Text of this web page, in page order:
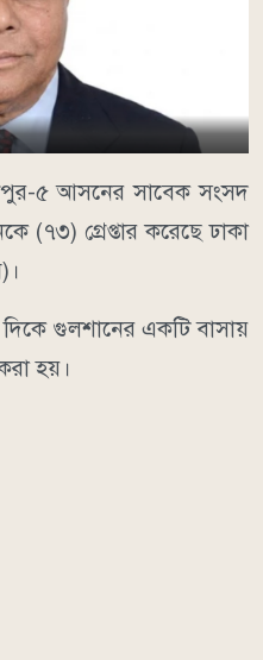
৫ আসনের সাবেক সংসদ
(৭৩) গ্রেপ্তার করেছে ঢাকা
গুলশানের একটি বাসায়
হয়।